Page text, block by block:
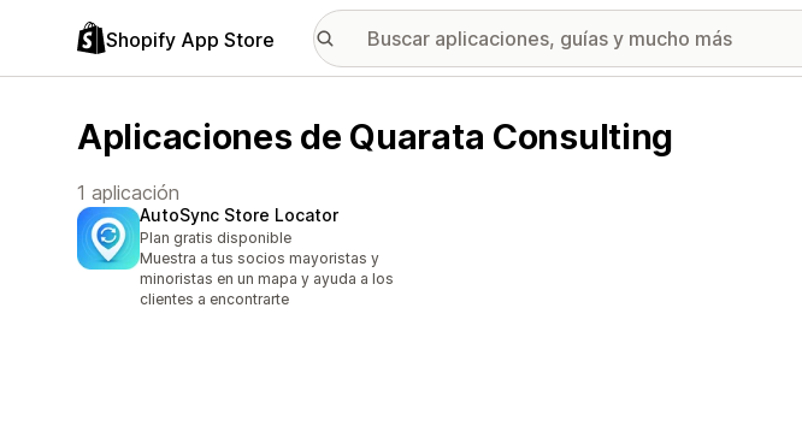
Shopify App Store
Aplicaciones de Quarata Consulting
1 aplicación
AutoSync Store Locator
Plan gratis disponible
Muestra a tus socios mayoristas y
minoristas en un mapa y ayuda a los
clientes a encontrarte